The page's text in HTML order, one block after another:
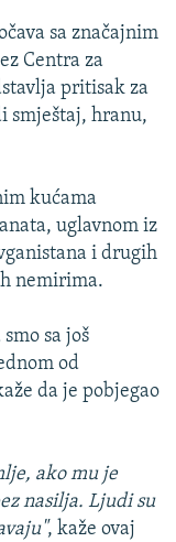
sa značajnim
Centra za
pritisak za
smještaj, hranu,
kućama
uglavnom iz
i drugih
nemirima.
sa još
od
da je pobjegao
ako mu je
nasilja. Ljudi su
, kaže ovaj